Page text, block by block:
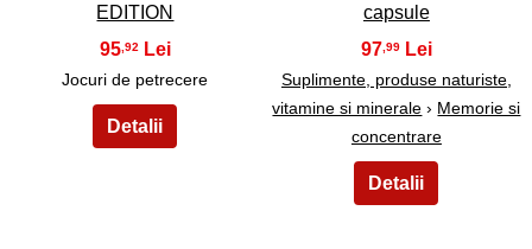
EDITION
95,92
Jocuri de petrecere
capsule
97,99
Suplimente, produse naturiste,
vitamine si minerale › Memorie si
concentrare